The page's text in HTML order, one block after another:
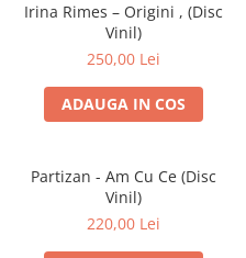
Irina Rimes – Origini , (Disc
Vinil)
250,00 Lei
ADAUGA IN COS
Partizan - Am Cu Ce (Disc
Vinil)
220,00 Lei